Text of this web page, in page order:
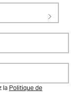
la Politique de